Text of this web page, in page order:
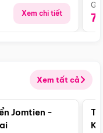
Xem chi tiết
Xem tất cả
Điểm nổi bật
Jomtien -